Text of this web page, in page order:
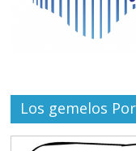
Los gemelos